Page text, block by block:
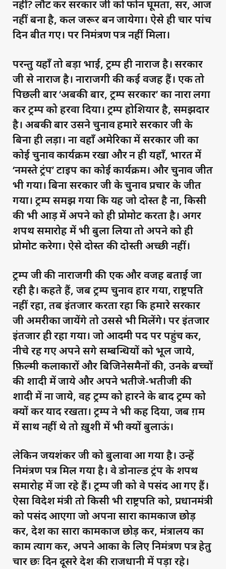
नहीं? लौट कर सरकार जी को फोन घूमता, सर, आज
नहीं बना है, कल जरूर बन जायेगा। ऐसे ही चार पांच
दिन बीत गए। पर निमंत्रण पत्र नहीं मिला।
परन्तु यहाँ तो बड़ा भाई, ट्रम्प ही नाराज है। सरकार
जी से नाराज है। नाराजगी की कई वजह हैं। एक तो
पिछली बार ‘अबकी बार, ट्रम्प सरकार’ का नारा लगा
कर ट्रम्प को हरवा दिया। ट्रम्प होशियार है, समझदार
है। अबकी बार उसने चुनाव हमारे सरकार जी के
बिना ही लड़ा। ना वहाँ अमेरिका में सरकार जी का
कोई चुनाव कार्यक्रम रखा और न ही यहाँ, भारत में
‘नमस्ते ट्रंप’ टाइप का कोई कार्यक्रम। और चुनाव जीत
भी गया। बिना सरकार जी के चुनाव प्रचार के जीत
गया। ट्रम्प समझ गया कि यह जो दोस्त है ना, किसी
की भी आड़ में अपने को ही प्रोमोट करता है। अगर
शपथ समारोह में भी बुला लिया तो अपने को ही
प्रोमोट करेगा। ऐसे दोस्त की दोस्ती अच्छी नहीं।
ट्रम्प जी की नाराजगी की एक और वजह बताई जा
रही है। कहते हैं, जब ट्रम्प चुनाव हार गया, राष्ट्रपति
नहीं रहा, तब इंतजार करता रहा कि हमारे सरकार
जी अमरीका जायेंगे तो उससे भी मिलेंगे। पर इंतजार
इंतजार ही रहा गया। जो आदमी पद पर पहुंच कर,
नीचे रह गए अपने सगे सम्बन्धियों को भूल जाये,
फ़िल्मी कलाकारों और बिजिनेसमैनों की, उनके बच्चों
की शादी में जाये और अपने भतीजे-भतीजी की
शादी में ना जाये, वह ट्रम्प को हारने के बाद ट्रम्प को
क्यों कर याद रखता। ट्रम्प ने भी कह दिया, जब ग़म
में साथ नहीं थे तो ख़ुशी में भी क्यों बुलाऊं।
लेकिन जयशंकर जी को बुलावा आ गया है। उन्हें
निमंत्रण पत्र मिल गया है। वे डोनाल्ड ट्रंप के शपथ
समारोह में जा रहे हैं। ट्रम्प जी को वे पसंद आ गए हैं।
ऐसा विदेश मंत्री तो किसी भी राष्ट्रपति को, प्रधानमंत्री
को पसंद आएगा जो अपना सारा कामकाज छोड़
कर, देश का सारा कामकाज छोड़ कर, मंत्रालय का
काम त्याग कर, अपने आका के लिए निमंत्रण पत्र हेतु
चार छः दिन दूसरे देश की राजधानी में पड़ा रहे।